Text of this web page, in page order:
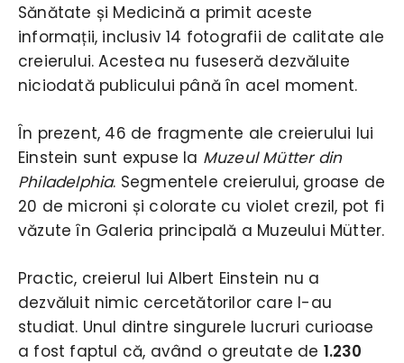
Sănătate și Medicină a primit aceste
informații, inclusiv 14 fotografii de calitate ale
creierului. Acestea nu fuseseră dezvăluite
niciodată publicului până în acel moment.
În prezent, 46 de fragmente ale creierului lui
Einstein sunt expuse la Muzeul Mütter din
Philadelphia. Segmentele creierului, groase de
20 de microni și colorate cu violet crezil, pot fi
văzute în Galeria principală a Muzeului Mütter.
Practic, creierul lui Albert Einstein nu a
dezvăluit nimic cercetătorilor care l-au
studiat. Unul dintre singurele lucruri curioase
a fost faptul că, având o greutate de 1.230